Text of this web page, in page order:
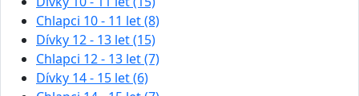
Chlapci 10 - 11 let (8)
Dívky 12 - 13 let (15)
Chlapci 12 - 13 let (7)
Dívky 14 - 15 let (6)